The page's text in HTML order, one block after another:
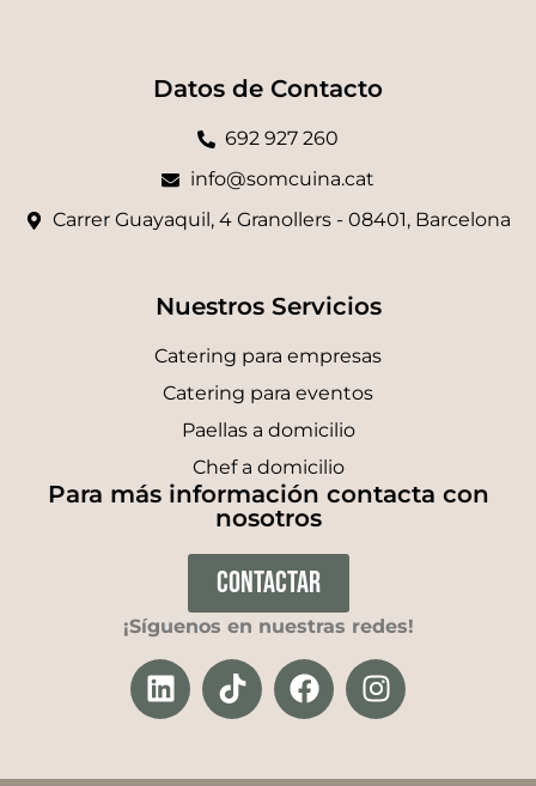
Datos de Contacto
692 927 260
info@somcuina.cat
Carrer Guayaquil, 4 Granollers - 08401, Barcelona
Nuestros Servicios
Catering para empresas
Catering para eventos
Paellas a domicilio
Chef a domicilio
Para más información contacta con
nosotros
CONTACTAR
¡Síguenos en nuestras redes!